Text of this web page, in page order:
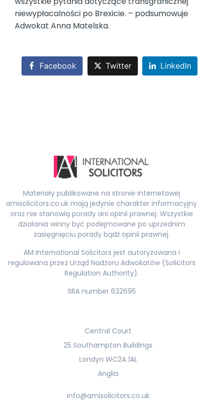
niewypłacalności po Brexicie. – podsumowuje
Adwokat Anna Matelska.
Facebook Twitter LinkedIn
Materiały publikowane na stronie internetowej
amisolicitors.co.uk mają jedynie charakter informacyjny
oraz nie stanowią porady ani opinii prawnej. Wszystkie
działania winny być podejmowane po uprzednim
zasięgnięciu porady bądź opinii prawnej.
AM International Solicitors jest autoryzowana i
regulowana przez Urząd Nadzoru Adwokatów (Solicitors
Regulation Authority).
SRA number 632695
Central Court
25 Southampton Buildings
Londyn WC2A 1AL
Anglia
info@amisolicitors.co.uk